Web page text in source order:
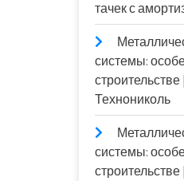
тачек с
системы:
Технониколь
системы: